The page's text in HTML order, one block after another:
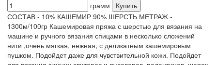
грамм
СОСТАВ - 10% КАШЕМИР 90% ШЕРСТЬ МЕТРАЖ -
1300м/100гр Кашемировая пряжа с шерстью для вязания на
машине и ручного вязания спицами в несколько сложений
нити ,очень мягкая, нежная, с деликатным кашемировым
пушком. Подойдет даже для чувствительной кожи. Подойдет